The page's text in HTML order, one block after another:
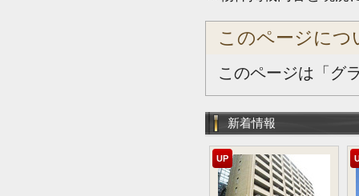
このページにつ
このページは「グ
新着情報
UP